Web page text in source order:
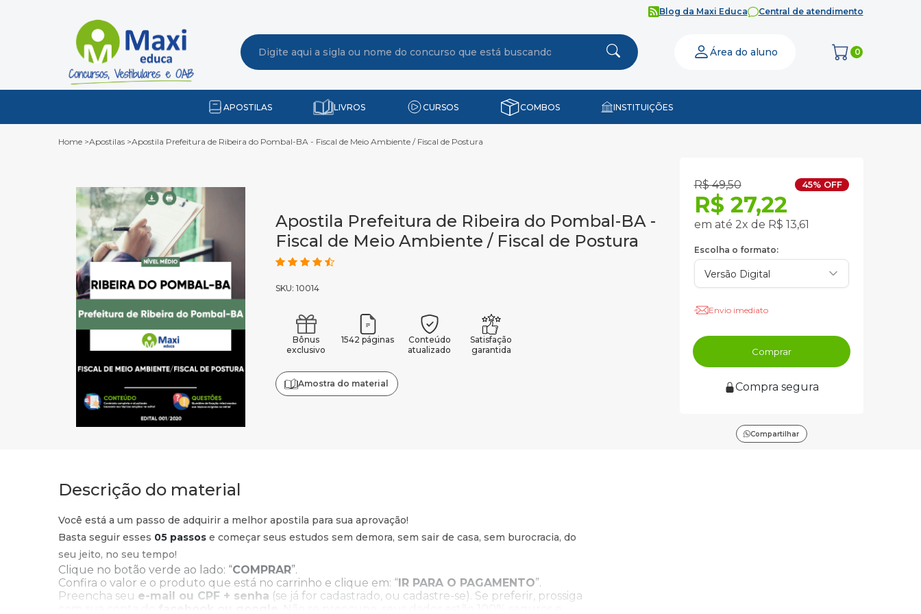
Blog da Maxi Educa Central de atendimento
Área do aluno 0
APOSTILAS LIVROS CURSOS COMBOS INSTITUIÇÕES
Home>Apostilas>Apostila Prefeitura de Ribeira do Pombal-BA - Fiscal de Meio Ambiente / Fiscal de Postura
Apostila Prefeitura de Ribeira do Pombal-BA -
Fiscal de Meio Ambiente / Fiscal de Postura
SKU: 10014
Bônus
exclusivo
1542 páginas
Conteúdo
atualizado
Satisfação
garantida
Amostra do material
R$ 49,50 45% OFF
R$ 27,22
em até 2x de R$ 13,61
Escolha o formato:
Envio imediato
Comprar
Compra segura
Compartilhar
Descrição do material
Você está a um passo de adquirir a melhor apostila para sua aprovação!
Basta seguir esses 05 passose começar seus estudos sem demora, sem sair de casa, sem burocracia, do
seu jeito, no seu tempo!
Clique no botão verde ao lado: “COMPRAR”.
Confira o valor e o produto que está no carrinho e clique em: “IR PARA O PAGAMENTO”.
Preencha seu e-mail ou CPF + senha (se já for cadastrado, ou cadastre-se). Se preferir, prossiga